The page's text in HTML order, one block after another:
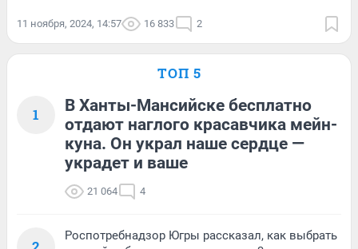
11 ноября, 2024, 14:57 16 833 2
ТОП 5
1
В Ханты-Мансийске бесплатно
отдают наглого красавчика мейн-
куна. Он украл наше сердце —
украдет и ваше
21 064 4
Роспотребнадзор Югры рассказал, как выбрать